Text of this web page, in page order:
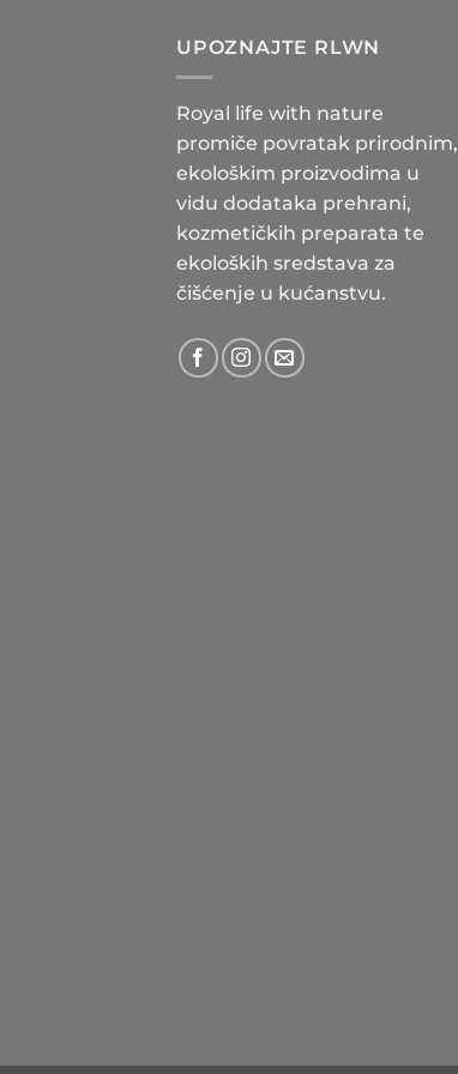
UPOZNAJTE RLWN
Royal life with nature
promiče povratak prirodnim,
ekološkim proizvodima u
vidu dodataka prehrani,
kozmetičkih preparata te
ekoloških sredstava za
čišćenje u kućanstvu.